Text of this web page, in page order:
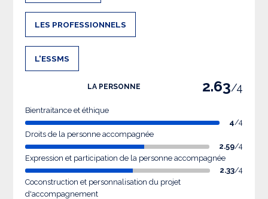
LES PROFESSIONNELS
L'ESSMS
LA PERSONNE 2.63/4
Bientraitance et éthique
4/4
Droits de la personne accompagnée
2.59/4
Expression et participation de la personne accompagnée
2.33/4
Coconstruction et personnalisation du projet
d'accompagnement